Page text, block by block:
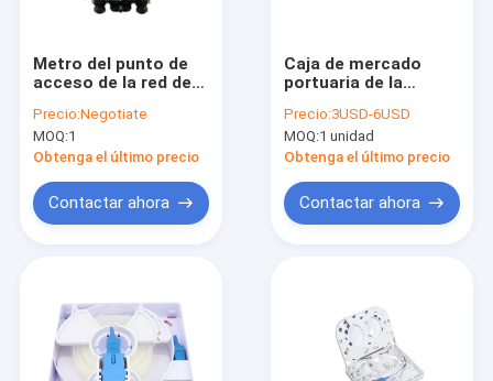
Productos
Sobre nosotros
Metro del punto de
acceso de la red de
terminal de la
distribución de la
fibra óptica del
Precio:Negotiate
MOQ:1
Obtenga el último precio
Contactar ahora
Caja de mercado
portuaria de la
fibra de FTTB 4
Precio:3USD-6USD
MOQ:1 unidad
Obtenga el último precio
Contactar ahora